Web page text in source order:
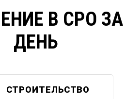
В СРО
ДЕНЬ
СТРОИТЕЛЬСТВО